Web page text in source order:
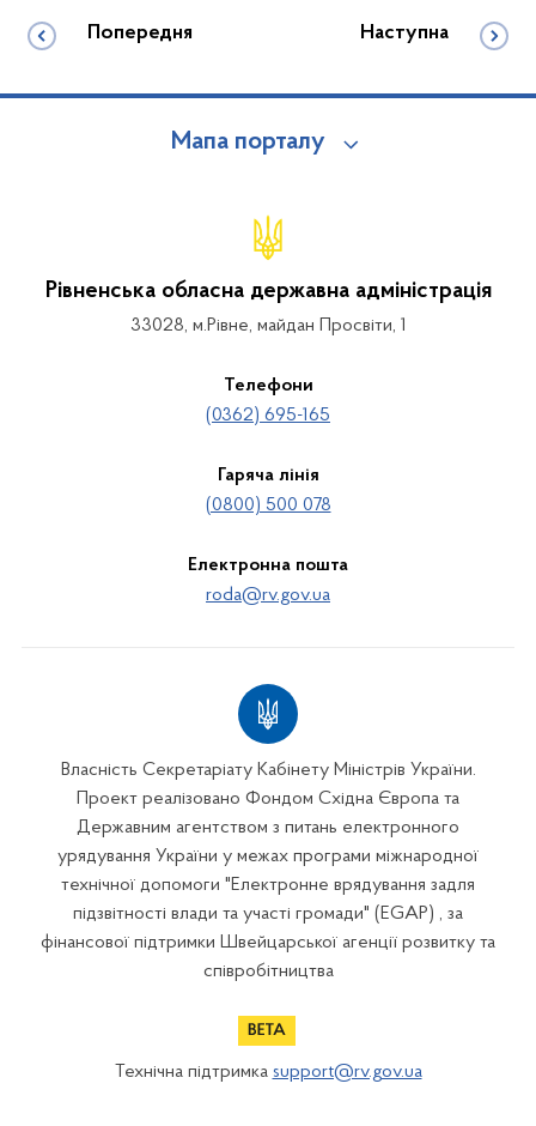
Попередня Наступна
Мапа порталу
Рівненська обласна державна адміністрація
33028, м.Рівне, майдан Просвіти, 1
Телефони
(0362) 695-165
Гаряча лінія
(0800) 500 078
Електронна пошта
roda@rv.gov.ua
Власність Секретаріату Кабінету Міністрів України.
Проект реалізовано Фондом Східна Європа та
Державним агентством з питань електронного
урядування України у межах програми міжнародної
технічної допомоги "Електронне врядування задля
підзвітності влади та участі громади" (EGAP) , за
фінансової підтримки Швейцарської агенції розвитку та
співробітництва
Технічна підтримка support@rv.gov.ua